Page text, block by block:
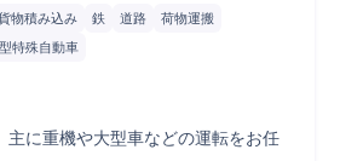
物積み込み 鉄 道路
荷物運搬
特殊自動車
主に重機や大型車などの運転をお任